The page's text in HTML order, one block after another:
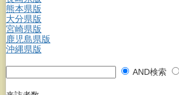
熊本県版
大分県版
宮崎県版
鹿児島県版
沖縄県版
AND検索